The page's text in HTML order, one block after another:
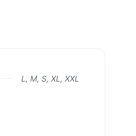
L, M, S, XL, XXL